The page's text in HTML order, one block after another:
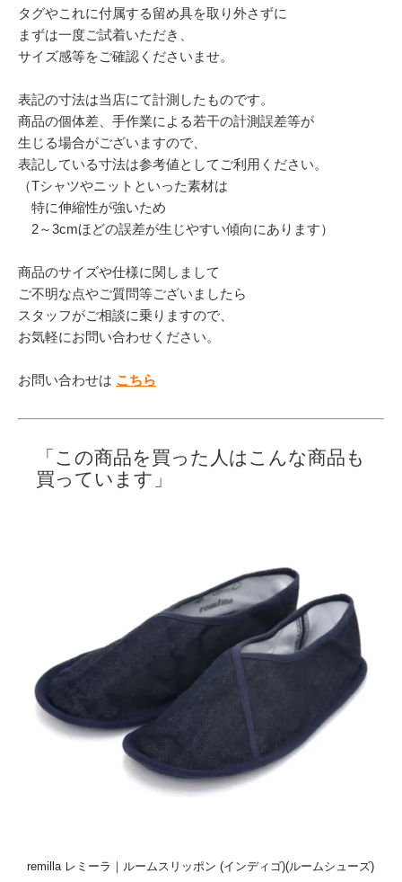
タグやこれに付属する留め具を取り外さずに
まずは一度ご試着いただき、
サイズ感等をご確認くださいませ。
表記の寸法は当店にて計測したものです。
商品の個体差、手作業による若干の計測誤差等が
生じる場合がございますので、
表記している寸法は参考値としてご利用ください。
（Tシャツやニットといった素材は
特に伸縮性が強いため
2～3cmほどの誤差が生じやすい傾向にあります）
商品のサイズや仕様に関しまして
ご不明な点やご質問等ございましたら
スタッフがご相談に乗りますので、
お気軽にお問い合わせください。
お問い合わせは こちら
「この商品を買った人はこんな商品も
買っています」
remilla レミーラ｜ルームスリッポン (インディゴ)(ルームシューズ)